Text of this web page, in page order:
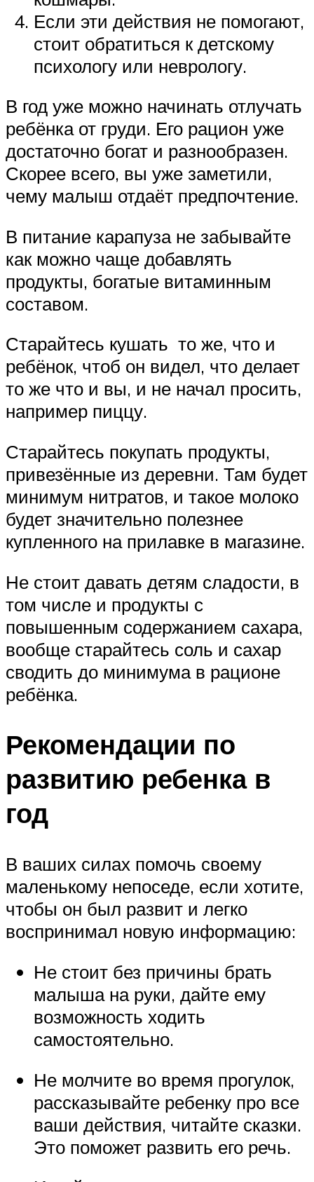
Если эти действия не помогают,
стоит обратиться к детскому
психологу или неврологу.
В год уже можно начинать отлучать
ребёнка от груди. Его рацион уже
достаточно богат и разнообразен.
Скорее всего, вы уже заметили,
чему малыш отдаёт предпочтение.
В питание карапуза не забывайте
как можно чаще добавлять
продукты, богатые витаминным
составом.
Старайтесь кушать то же, что и
ребёнок, чтоб он видел, что делает
то же что и вы, и не начал просить,
например пиццу.
Старайтесь покупать продукты,
привезённые из деревни. Там будет
минимум нитратов, и такое молоко
будет значительно полезнее
купленного на прилавке в магазине.
Не стоит давать детям сладости, в
том числе и продукты с
повышенным содержанием сахара,
вообще старайтесь соль и сахар
сводить до минимума в рационе
ребёнка.
Рекомендации по
развитию ребенка в
год
В ваших силах помочь своему
маленькому непоседе, если хотите,
чтобы он был развит и легко
воспринимал новую информацию:
Не стоит без причины брать
малыша на руки, дайте ему
возможность ходить
самостоятельно.
Не молчите во время прогулок,
рассказывайте ребенку про все
ваши действия, читайте сказки.
Это поможет развить его речь.